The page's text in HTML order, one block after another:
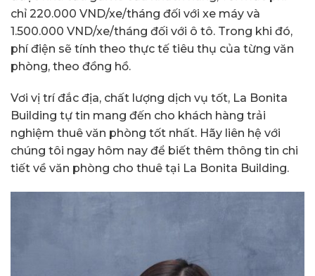
chỉ 220.000 VND/xe/tháng đối với xe máy và
1.500.000 VND/xe/tháng đối với ô tô. Trong khi đó,
phí điện sẽ tính theo thực tế tiêu thụ của từng văn
phòng, theo đồng hồ.
Vơi vị trí đắc địa, chất lượng dịch vụ tốt, La Bonita
Building tự tin mang đến cho khách hàng trải
nghiệm thuê văn phòng tốt nhất. Hãy liên hệ với
chúng tôi ngay hôm nay để biết thêm thông tin chi
tiết về văn phòng cho thuê tại La Bonita Building.